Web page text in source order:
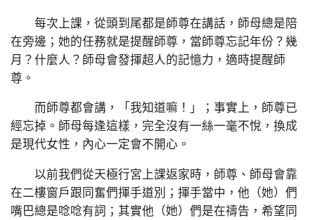
每次上課，從頭到尾都是師尊在講話，師母總是陪
在旁邊；她的任務就是提醒師尊，當師尊忘記年份？幾
月？什麼人？師母會發揮超人的記憶力，適時提醒師
尊。
而師尊都會講，「我知道嘛！」；事實上，師尊已
經忘掉。師母每逢這樣，完全沒有一絲一毫不悅，換成
是現代女性，內心一定會不開心。
以前我們從天極行宮上課返家時，師尊、師母會靠
在二樓窗戶跟同奮們揮手道別；揮手當中，他（她）們
嘴巴總是唸唸有詞；其實他（她）們是在禱告，希望同